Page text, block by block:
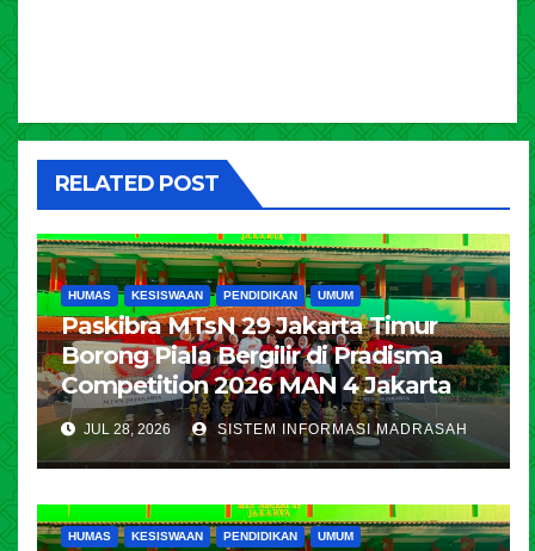
RELATED POST
HUMAS KESISWAAN PENDIDIKAN UMUM
Paskibra MTsN 29 Jakarta Timur
Borong Piala Bergilir di Pradisma
Competition 2026 MAN 4 Jakarta
JUL 28, 2026 SISTEM INFORMASI MADRASAH
HUMAS KESISWAAN PENDIDIKAN UMUM